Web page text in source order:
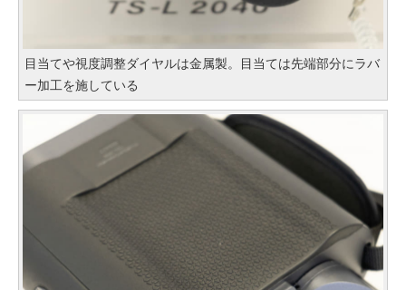
目当てや視度調整ダイヤルは金属製。目当ては先端部分にラバ
ー加工を施している